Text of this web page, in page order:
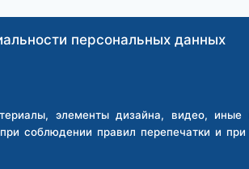
персональных данных
элементы дизайна, видео, иные
соблюдении правил перепечатки и